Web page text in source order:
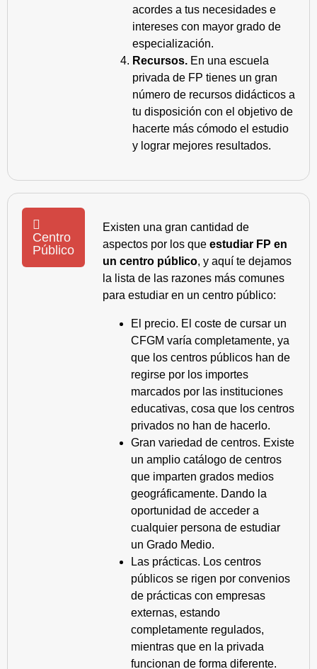
acordes a tus necesidades e
intereses con mayor grado de
especialización.
Recursos. En una escuela
privada de FP tienes un gran
número de recursos didácticos a
tu disposición con el objetivo de
hacerte más cómodo el estudio
y lograr mejores resultados.
Centro
Público
Existen una gran cantidad de
aspectos por los que estudiar FP en
un centro público, y aquí te dejamos
la lista de las razones más comunes
para estudiar en un centro público:
El precio. El coste de cursar un
CFGM varía completamente, ya
que los centros públicos han de
regirse por los importes
marcados por las instituciones
educativas, cosa que los centros
privados no han de hacerlo.
Gran variedad de centros. Existe
un amplio catálogo de centros
que imparten grados medios
geográficamente. Dando la
oportunidad de acceder a
cualquier persona de estudiar
un Grado Medio.
Las prácticas. Los centros
públicos se rigen por convenios
de prácticas con empresas
externas, estando
completamente regulados,
mientras que en la privada
funcionan de forma diferente.